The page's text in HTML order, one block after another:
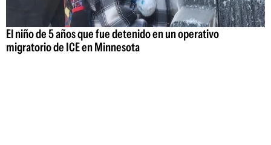
El niño de 5 años que fue detenido en un operativo
migratorio de ICE en Minnesota